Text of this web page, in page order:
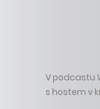
V podcastu
s hostem v